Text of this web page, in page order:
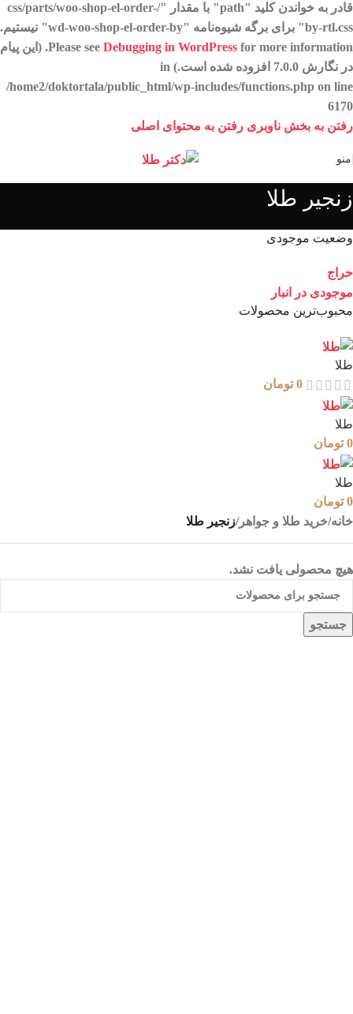
قادر به خواندن کلید "path" با مقدار "/css/parts/woo-shop-el-order-
by-rtl.css" برای برگه شیوه‌نامه "wd-woo-shop-el-order-by" نیستیم.
Please see Debugging in WordPress
for more information. (این پیام
در نگارش 7.0.0 افزوده شده است.) in
/home2/doktortala/public_html/wp-includes/functions.php on line
6170
رفتن به بخش ناوبری رفتن به محتوای اصلی
منو
زنجیر طلا
وضعیت موجودی
حراج
موجودی در انبار
محبوب‌ترین محصولات
طلا
0 تومان
طلا
0 تومان
طلا
0 تومان
خانه/خرید طلا و جواهر/زنجیر طلا
هیچ محصولی یافت نشد.
جستجو